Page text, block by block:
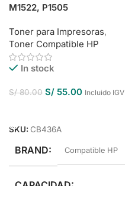
M1522, P1505
Toner para Impresoras,
Toner Compatible HP
In stock
S/80.00 S/ 55.00 Incluido IGV
SKU: CB436A
BRAND Compatible HP
CAPACIDAD